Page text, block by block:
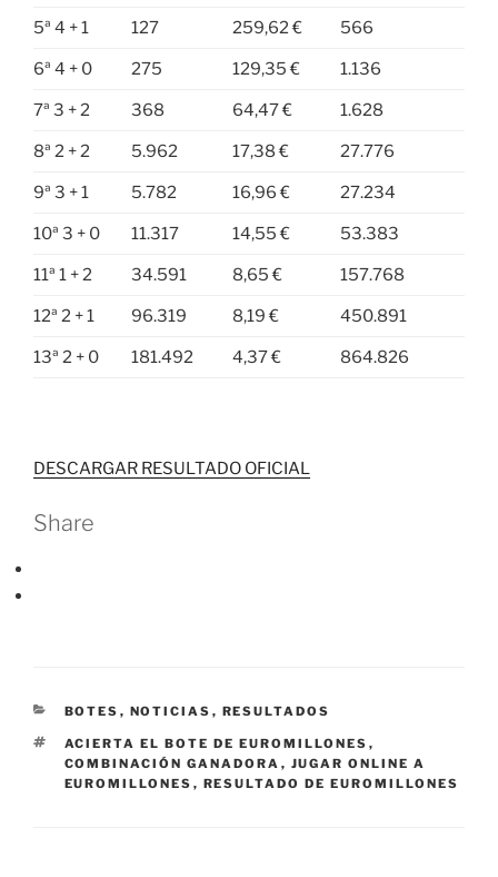
5ª 4 + 1 127 259,62 € 566
6ª 4 + 0 275 129,35 € 1.136
7ª 3 + 2 368 64,47 € 1.628
8ª 2 + 2 5.962 17,38 € 27.776
9ª 3 + 1 5.782 16,96 € 27.234
10ª 3 + 0 11.317 14,55 € 53.383
11ª 1 + 2 34.591 8,65 € 157.768
12ª 2 + 1 96.319 8,19 € 450.891
13ª 2 + 0 181.492 4,37 € 864.826
DESCARGAR RESULTADO OFICIAL
Share
CATEGORÍAS
BOTES , NOTICIAS , RESULTADOS
ETIQUETAS
ACIERTA EL BOTE DE EUROMILLONES ,
COMBINACIÓN GANADORA , JUGAR ONLINE A
EUROMILLONES , RESULTADO DE EUROMILLONES